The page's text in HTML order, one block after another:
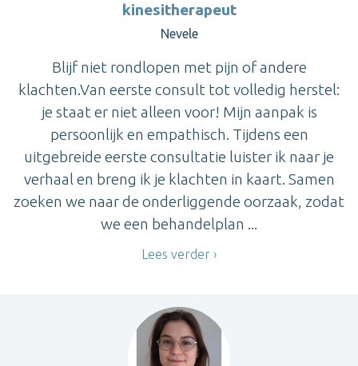
kinesitherapeut
Nevele
Blijf niet rondlopen met pijn of andere
klachten.Van eerste consult tot volledig herstel:
je staat er niet alleen voor! Mijn aanpak is
persoonlijk en empathisch. Tijdens een
uitgebreide eerste consultatie luister ik naar je
verhaal en breng ik je klachten in kaart. Samen
zoeken we naar de onderliggende oorzaak, zodat
we een behandelplan ...
Lees verder